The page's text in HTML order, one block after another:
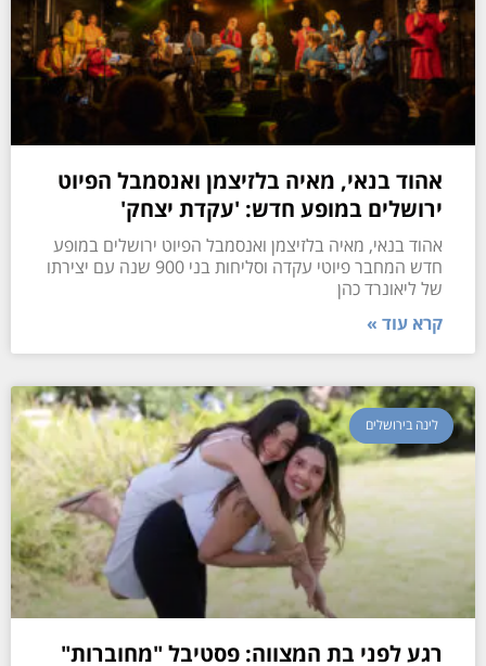
אהוד בנאי, מאיה בלזיצמן ואנסמבל הפיוט
ירושלים במופע חדש: 'עקדת יצחק'
אהוד בנאי, מאיה בלזיצמן ואנסמבל הפיוט ירושלים במופע
חדש המחבר פיוטי עקדה וסליחות בני 900 שנה עם יצירתו
של ליאונרד כהן
קרא עוד »
לינה בירושלים
רגע לפני בת המצווה: פסטיבל "מחוברות"